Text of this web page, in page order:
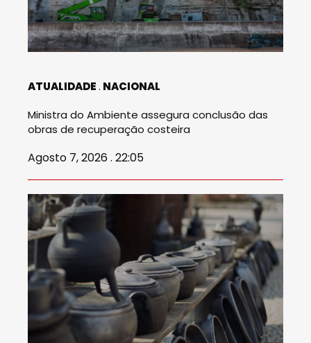
ATUALIDADE NACIONAL
Ministra do Ambiente assegura conclusão das
obras de recuperação costeira
Agosto 7, 2026 . 22:05